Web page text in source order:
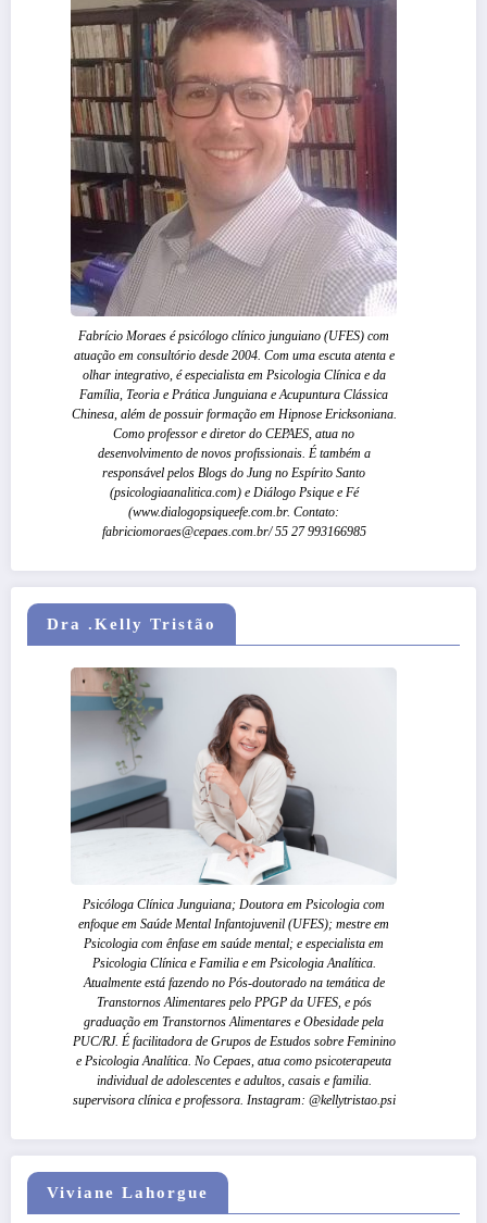
Fabrício Moraes é psicólogo clínico junguiano (UFES) com
atuação em consultório desde 2004. Com uma escuta atenta e
olhar integrativo, é especialista em Psicologia Clínica e da
Família, Teoria e Prática Junguiana e Acupuntura Clássica
Chinesa, além de possuir formação em Hipnose Ericksoniana.
Como professor e diretor do CEPAES, atua no
desenvolvimento de novos profissionais. É também a
responsável pelos Blogs do Jung no Espírito Santo
(psicologiaanalitica.com) e Diálogo Psique e Fé
(www.dialogopsiqueefe.com.br. Contato:
fabriciomoraes@cepaes.com.br/ 55 27 993166985
Dra .Kelly Tristão
Psicóloga Clínica Junguiana; Doutora em Psicologia com
enfoque em Saúde Mental Infantojuvenil (UFES); mestre em
Psicologia com ênfase em saúde mental; e especialista em
Psicologia Clínica e Familia e em Psicologia Analítica.
Atualmente está fazendo no Pós-doutorado na temática de
Transtornos Alimentares pelo PPGP da UFES, e pós
graduação em Transtornos Alimentares e Obesidade pela
PUC/RJ. É facilitadora de Grupos de Estudos sobre Feminino
e Psicologia Analítica. No Cepaes, atua como psicoterapeuta
individual de adolescentes e adultos, casais e familia.
supervisora clínica e professora. Instagram: @kellytristao.psi
Viviane Lahorgue